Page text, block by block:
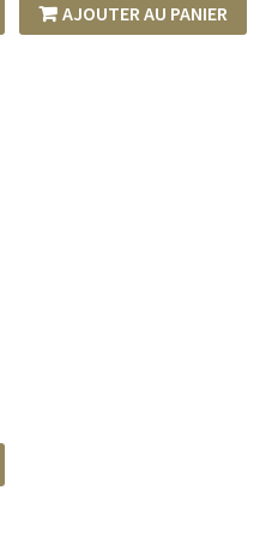
AJOUTER AU PANIER